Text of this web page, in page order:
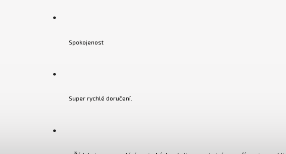
Spokojenost
Super rychlé doručení.